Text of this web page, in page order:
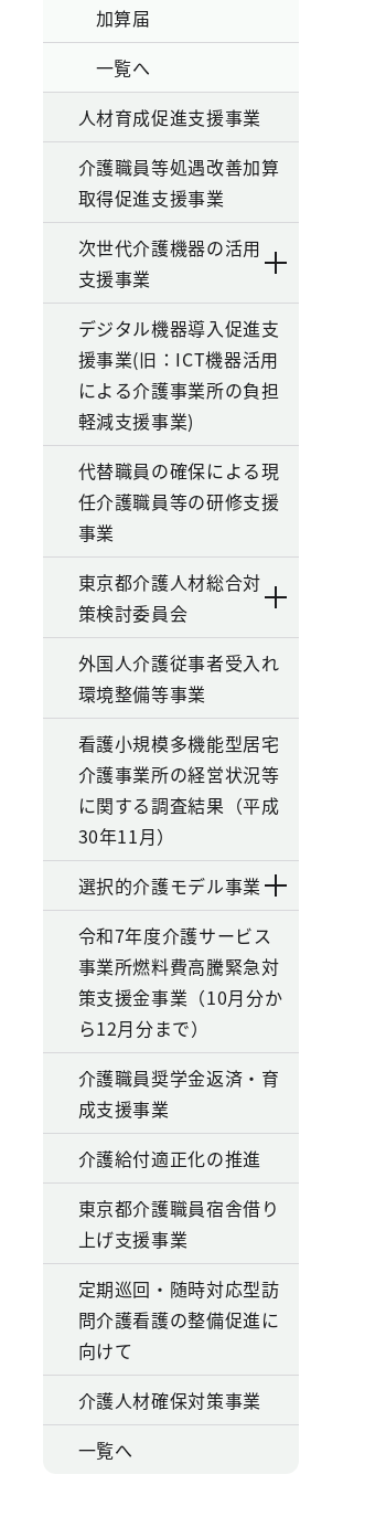
加算届
一覧へ
人材育成促進支援事業
介護職員等処遇改善加算
取得促進支援事業
次世代介護機器の活用
支援事業
デジタル機器導入促進支
援事業(旧：ICT機器活用
による介護事業所の負担
軽減支援事業)
代替職員の確保による現
任介護職員等の研修支援
事業
東京都介護人材総合対
策検討委員会
外国人介護従事者受入れ
環境整備等事業
看護小規模多機能型居宅
介護事業所の経営状況等
に関する調査結果（平成
30年11月）
選択的介護モデル事業
令和7年度介護サービス
事業所燃料費高騰緊急対
策支援金事業（10月分か
ら12月分まで）
介護職員奨学金返済・育
成支援事業
介護給付適正化の推進
東京都介護職員宿舎借り
上げ支援事業
定期巡回・随時対応型訪
問介護看護の整備促進に
向けて
介護人材確保対策事業
一覧へ